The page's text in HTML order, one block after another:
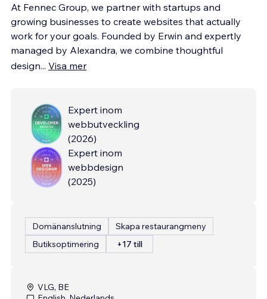
At Fennec Group, we partner with startups and
growing businesses to create websites that actually
work for your goals. Founded by Erwin and expertly
managed by Alexandra, we combine thoughtful
design... Visa mer
Expert inom
webbutveckling
(2026)
Expert inom
webbdesign
(2025)
Domänanslutning
Skapa restaurangmeny
Butiksoptimering
+17 till
VLG, BE